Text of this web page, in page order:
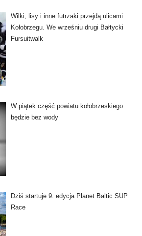
Wilki, lisy i inne futrzaki przejdą ulicami
Kołobrzegu. We wrześniu drugi Bałtycki
Fursuitwalk
W piątek część powiatu kołobrzeskiego
będzie bez wody
Dziś startuje 9. edycja Planet Baltic SUP
Race